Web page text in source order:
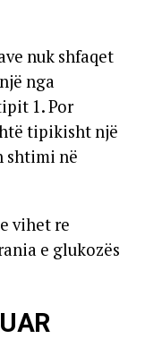
nuk shfaqet
nga
1. Por
tipikisht një
shtimi në
vihet re
e glukozës